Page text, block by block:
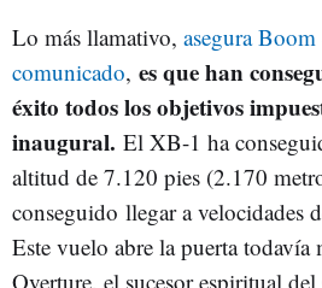
Lo más llamativo, asegura
comunicado, es que han
éxito todos los objetivos
inaugural. El XB-1 ha
altitud de 7.120 pies (2.170
conseguido llegar a velocidades
Este vuelo abre la puerta todavía
Overture, el sucesor espiritual